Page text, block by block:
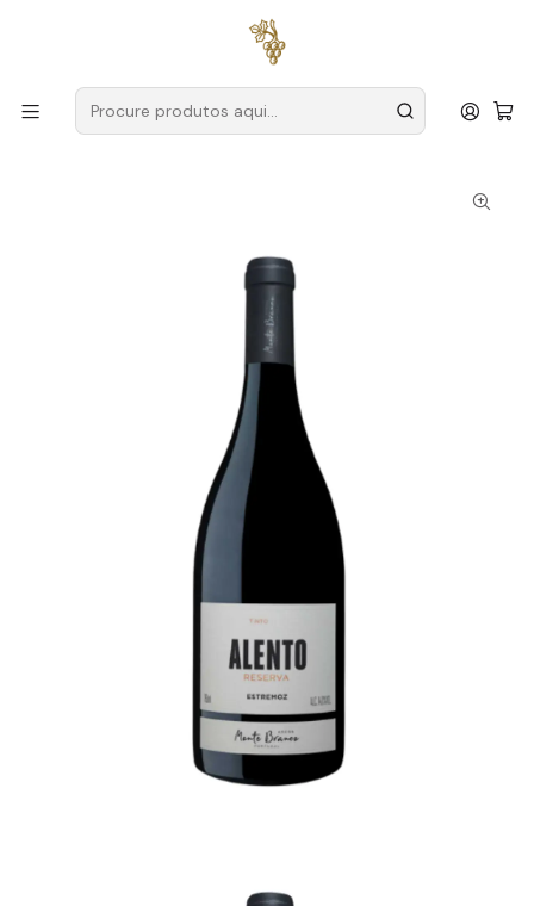
para encomendas a partir de
Produtores Alentejo
Adega do Monte Branco
Alento Reserva 2022 Alentejo Tinto 75cl